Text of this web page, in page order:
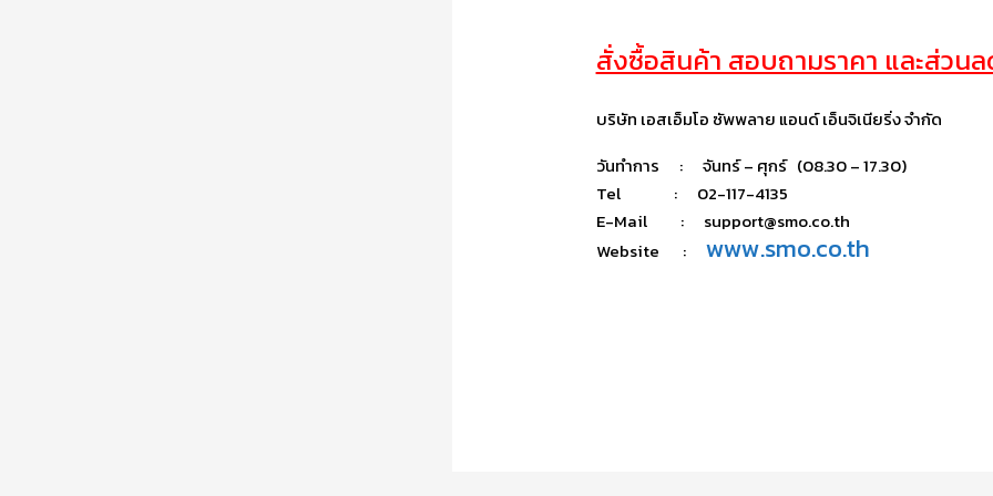
สั่งซื้อสินค้า สอบถามราคา และส่วน
บริษัท เอสเอ็มโอ ซัพพลาย แอนด์ เอ็นจิเนียริ่ง จำกัด
วันทำการ : จันทร์ – ศุกร์ (08.30 – 17.30)
Tel : 02-117-4135
E-Mail : support@smo.co.th
Website : www.smo.co.th